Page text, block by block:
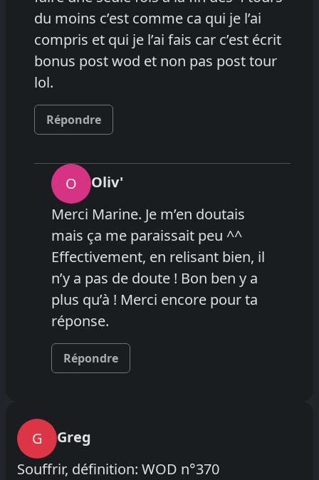
du moins c’est comme ca qui je l’ai
compris et qui je l’ai fais car c’est écrit
bonus post wod et non pas post tour
lol.
Répondre
O
Oliv'
Merci Marine. Je m’en doutais
mais ça me paraissait peu ^^
Effectivement, en relisant bien, il
n’y a pas de doute ! Bon ben y a
plus qu’à ! Merci encore pour ta
réponse.
Répondre
G
Greg
Souffrir, définition: WOD n°370